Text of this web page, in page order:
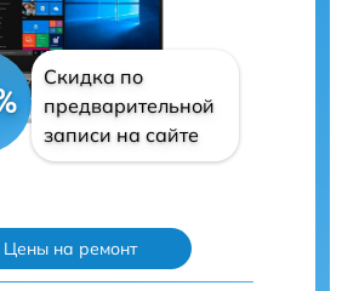
Скидка по
предварительной
записи на сайте
Цены на ремонт